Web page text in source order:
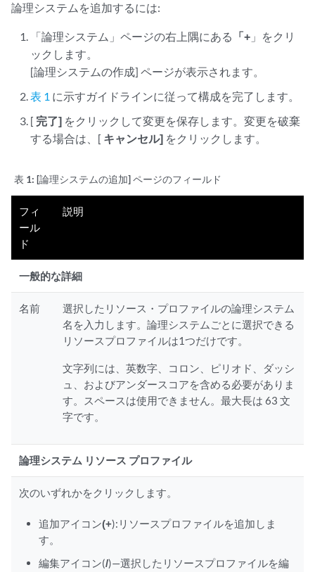
論理システムを追加するには:
「論理システム」ページの右上隅にある 「+ 」をクリ
ックします。
[論理システムの作成] ページが表示されます。
表 1 に示すガイドラインに従って構成を完了します。
[ 完了] をクリックして変更を保存します。変更を破棄
する場合は、[ キャンセル] をクリックします。
表 1: [論理システムの追加] ページのフィールド
フィ
ール
ド
説明
一般的な詳細
名前
選択したリソース・プロファイルの論理システム
名を入力します。論理システムごとに選択できる
リソースプロファイルは1つだけです。
文字列には、英数字、コロン、ピリオド、ダッシ
ュ、およびアンダースコアを含める必要がありま
す。スペースは使用できません。最大長は 63 文
字です。
論理システム リソース プロファイル
次のいずれかをクリックします。
追加アイコン(+):リソースプロファイルを追加しま
す。
編集アイコン(/)—選択したリソースプロファイルを編